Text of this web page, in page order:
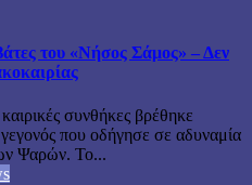
του «Νήσος Σάμος» – Δεν
συνθήκες βρέθηκε
που οδήγησε σε αδυναμία
Ψαρών. Το...